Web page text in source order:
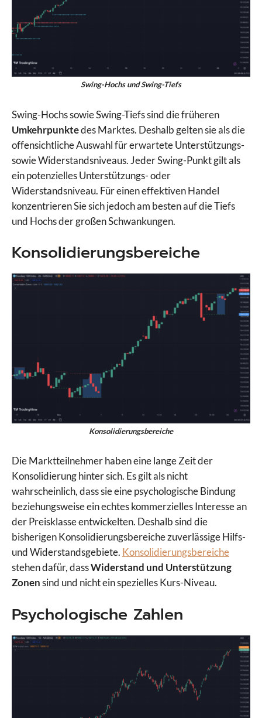
Swing-Hochs und Swing-Tiefs
Swing-Hochs sowie Swing-Tiefs sind die früheren
Umkehrpunktedes Marktes. Deshalb gelten sie als die
offensichtliche Auswahl für erwartete Unterstützungs-
sowie Widerstandsniveaus. Jeder Swing-Punkt gilt als
ein potenzielles Unterstützungs- oder
Widerstandsniveau. Für einen effektiven Handel
konzentrieren Sie sich jedoch am besten auf die Tiefs
und Hochs der großen Schwankungen.
Konsolidierungsbereiche
Konsolidierungsbereiche
Die Marktteilnehmer haben eine lange Zeit der
Konsolidierung hinter sich. Es gilt als nicht
wahrscheinlich, dass sie eine psychologische Bindung
beziehungsweise ein echtes kommerzielles Interesse an
der Preisklasse entwickelten. Deshalb sind die
bisherigen Konsolidierungsbereiche zuverlässige Hilfs-
und Widerstandsgebiete. Konsolidierungsbereiche
stehen dafür, dassWiderstand und Unterstützung
Zonensind und nicht ein spezielles Kurs-Niveau.
Psychologische Zahlen